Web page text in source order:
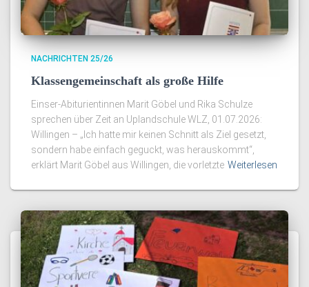
NACHRICHTEN 25/26
Klassengemeinschaft als große Hilfe
Einser-Abiturientinnen Marit Göbel und Rika Schulze
sprechen über Zeit an Uplandschule WLZ, 01.07.2026:
Willingen – „Ich hatte mir keinen Schnitt als Ziel gesetzt,
sondern habe einfach geguckt, was herauskommt“,
erklärt Marit Göbel aus Willingen, die vorletzte Weiterlesen